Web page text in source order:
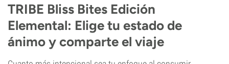
TRIBE Bliss Bites Edición
Elemental: Elige tu estado de
ánimo y comparte el viaje